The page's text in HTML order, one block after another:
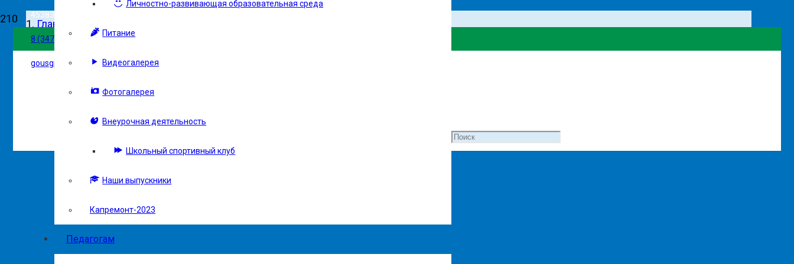
453837, г. Сибай, ул. Белова, 102
8 (34775) 5-27-01
gousgi@mail.ru
Личностно-развивающая образовательная среда
Питание
Видеогалерея
Фотогалерея
Внеурочная деятельность
Школьный спортивный клуб
Наши выпускники
Капремонт-2023
Педагогам
Главная
Гимназия
Новости